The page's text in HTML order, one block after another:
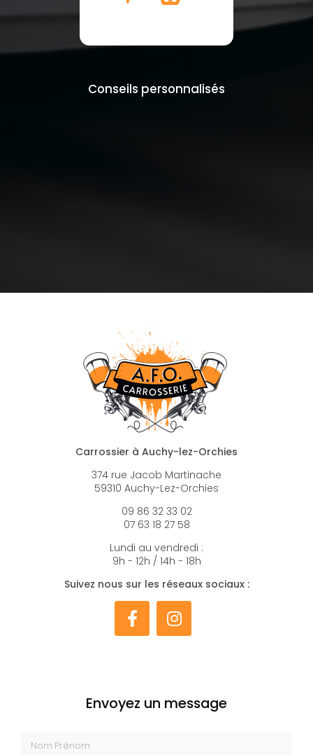
Conseils personnalisés
Carrossier à Auchy-lez-Orchies
374 rue Jacob Martinache
59310 Auchy-Lez-Orchies
09 86 32 33 02
07 63 18 27 58
Lundi au vendredi :
9h - 12h / 14h - 18h
Suivez nous sur les réseaux sociaux :
Envoyez un message